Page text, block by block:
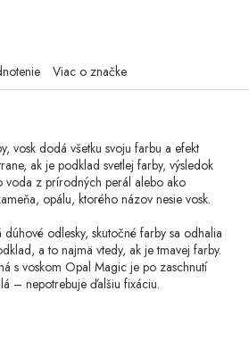
Viac o značke
vosk dodá všetku svoju farbu a efekt
ak je podklad svetlej farby, výsledok
voda z prírodných perál alebo ako
opálu, ktorého názov nesie vosk.
odlesky, skutočné farby sa odhalia
a to najmä vtedy, ak je tmavej farby.
s voskom Opal Magic je po zaschnutí
– nepotrebuje ďalšiu fixáciu.